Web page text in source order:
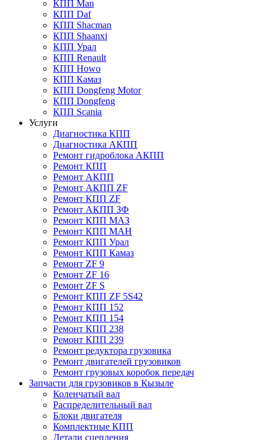
КПП Man
КПП Daf
КПП Shacman
КПП Shaanxi
КПП Урал
КПП Renault
КПП Howo
КПП Камаз
КПП Dongfeng Motor
КПП Dongfeng
КПП Scania
Услуги
Диагностика КПП
Диагностика АКПП
Ремонт гидроблока АКПП
Ремонт КПП
Ремонт АКПП
Ремонт АКПП ZF
Ремонт КПП ZF
Ремонт АКПП ЗФ
Ремонт КПП МАЗ
Ремонт КПП МАН
Ремонт КПП Урал
Ремонт КПП Камаз
Ремонт ZF 9
Ремонт ZF 16
Ремонт ZF S
Ремонт КПП ZF 5S42
Ремонт КПП 152
Ремонт КПП 154
Ремонт КПП 238
Ремонт КПП 239
Ремонт редуктора грузовика
Ремонт двигателей грузовиков
Ремонт грузовых коробок передач
Запчасти для грузовиков в Кызыле
Коленчатый вал
Распределительный вал
Блоки двигателя
Комплектные КПП
Детали сцепления